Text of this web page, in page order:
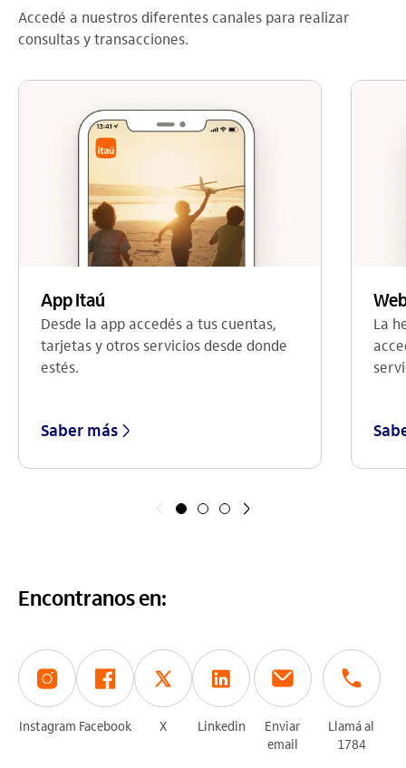
Accedé a nuestros diferentes canales para realizar
consultas y transacciones.
App Itaú
Desde la app accedés a tus cuentas,
tarjetas y otros servicios desde donde
estés.
Saber más
La
Encontranos en:
Instagram Facebook X Linkedin
Enviar
email
Llamá al
1784